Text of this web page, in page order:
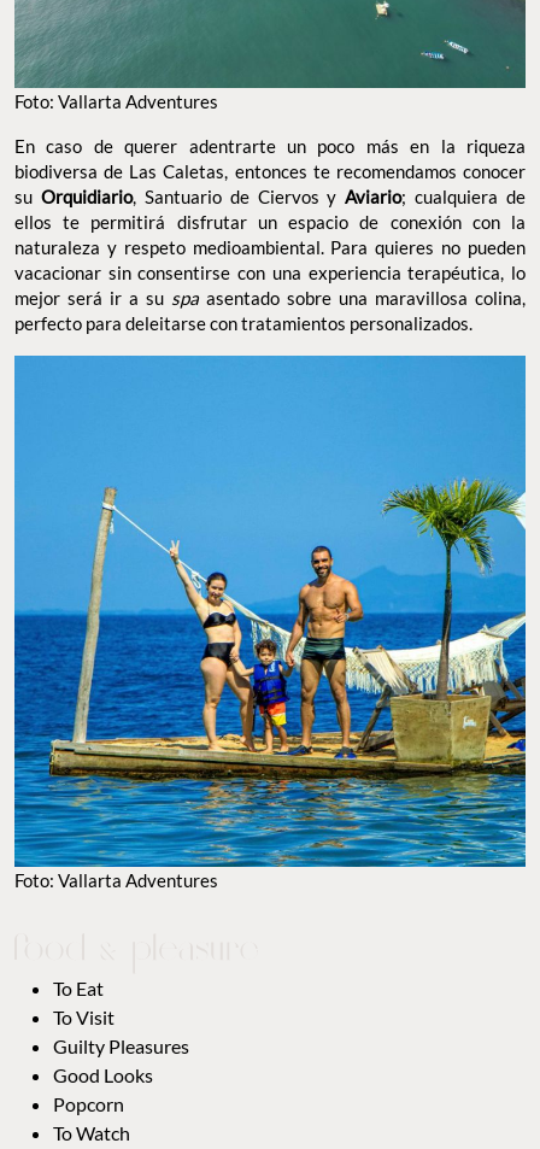
Foto: Vallarta Adventures
En caso de querer adentrarte un poco más en la riqueza
biodiversa de Las Caletas, entonces te recomendamos conocer
su Orquidiario, Santuario de Ciervos yAviario; cualquiera de
ellos te permitirá disfrutar un espacio de conexión con la
naturaleza y respeto medioambiental. Para quieres no pueden
vacacionar sin consentirse con una experiencia terapéutica, lo
mejor será ir a su spa asentado sobre una maravillosa colina,
perfecto para deleitarse con tratamientos personalizados.
Foto: Vallarta Adventures
To Eat
To Visit
Guilty Pleasures
Good Looks
Popcorn
To Watch